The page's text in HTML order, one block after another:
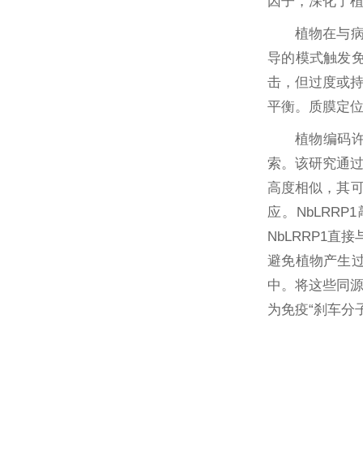
植物在与
导的模式触发
击，但过度或
平衡。质膜定
植物编码
索。该研究通
高度相似，其
应。
NbLRRP1直接
避免植物产生
中。将这些同
为免疫“刹车分